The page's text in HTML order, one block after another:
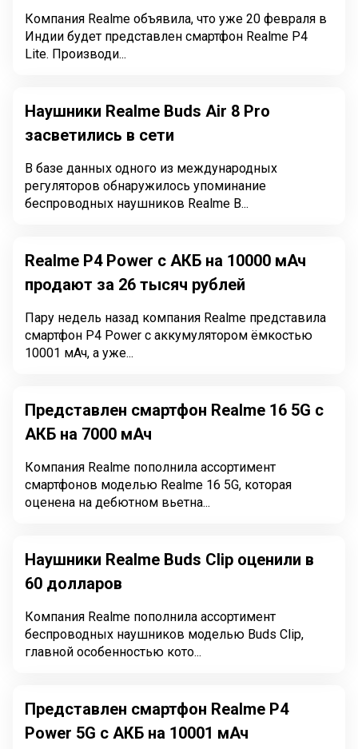
Компания Realme объявила, что уже 20 февраля в
Индии будет представлен смартфон Realme P4
Lite. Производи...
Наушники Realme Buds Air 8 Pro
засветились в сети
В базе данных одного из международных
регуляторов обнаружилось упоминание
беспроводных наушников Realme B...
Realme P4 Power с АКБ на 10000 мАч
продают за 26 тысяч рублей
Пару недель назад компания Realme представила
смартфон P4 Power с аккумулятором ёмкостью
10001 мАч, а уже...
Представлен смартфон Realme 16 5G с
АКБ на 7000 мАч
Компания Realme пополнила ассортимент
смартфонов моделью Realme 16 5G, которая
оценена на дебютном вьетна...
Наушники Realme Buds Clip оценили в
60 долларов
Компания Realme пополнила ассортимент
беспроводных наушников моделью Buds Clip,
главной особенностью кото...
Представлен смартфон Realme P4
Power 5G с АКБ на 10001 мАч